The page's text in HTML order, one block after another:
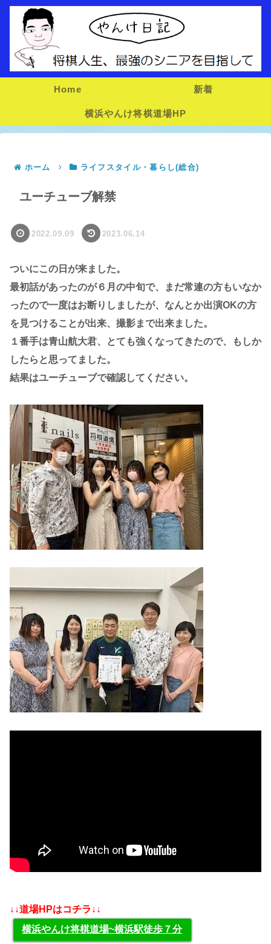
Home 新着
横浜やんけ将棋道場HP
ホーム ライフスタイル・暮らし(総合)
ユーチューブ解禁
2022.09.09 2023.06.14
ついにこの日が来ました。
最初話があったのが６月の中旬で、まだ常連の方もいなか
ったので一度はお断りしましたが、なんとか出演OKの方
を見つけることが出来、撮影まで出来ました。
１番手は青山航大君、とても強くなってきたので、もしか
したらと思ってました。
結果はユーチューブで確認してください。
↓↓道場HPはコチラ↓↓
横浜やんけ将棋道場~横浜駅徒歩７分